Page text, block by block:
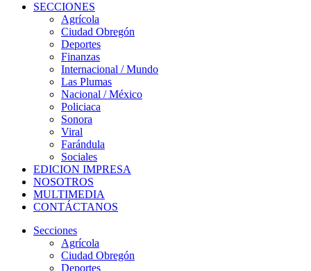
SECCIONES
Agrícola
Ciudad Obregón
Deportes
Finanzas
Internacional / Mundo
Las Plumas
Nacional / México
Policiaca
Sonora
Viral
Farándula
Sociales
EDICION IMPRESA
NOSOTROS
MULTIMEDIA
CONTÁCTANOS
Secciones
Agrícola
Ciudad Obregón
Deportes